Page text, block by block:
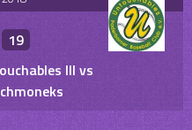
19
III vs